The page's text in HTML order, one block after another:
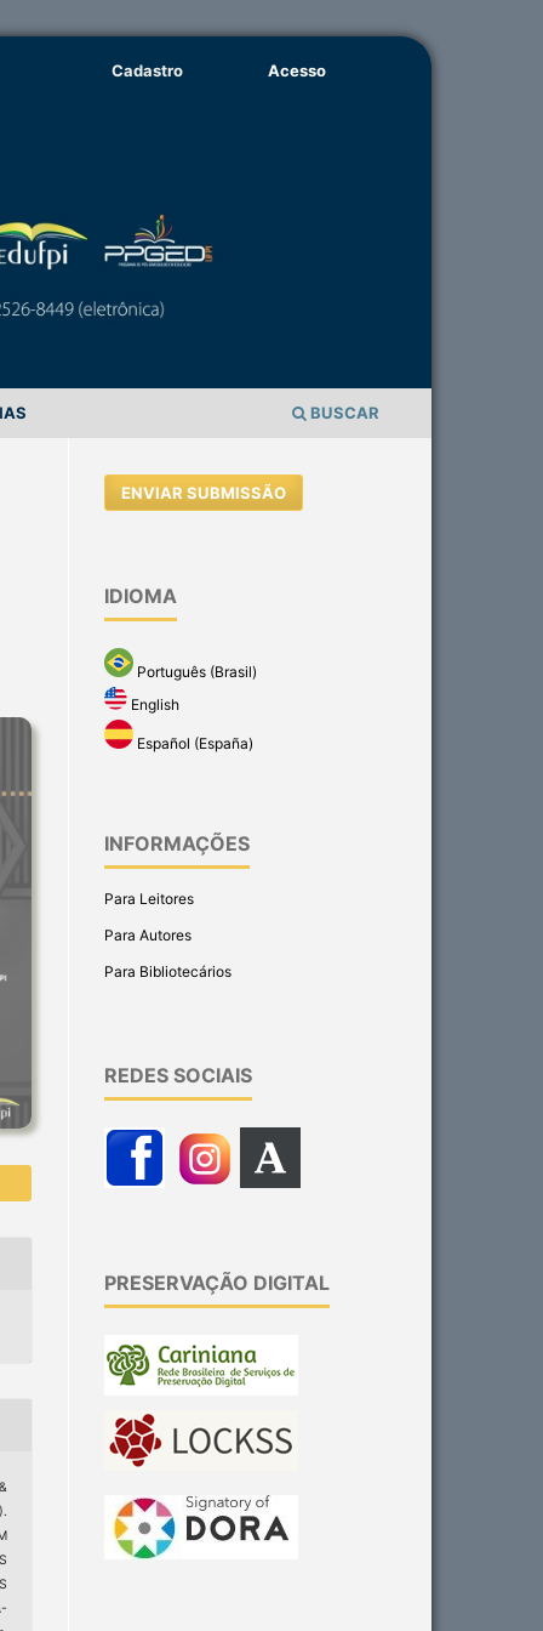
BUSCAR
Cadastro Acesso
ENVIAR SUBMISSÃO
IDIOMA
Português (Brasil)
English
Español (España)
INFORMAÇÕES
Para Leitores
Para Autores
Para Bibliotecários
REDES SOCIAIS
PRESERVAÇÃO DIGITAL